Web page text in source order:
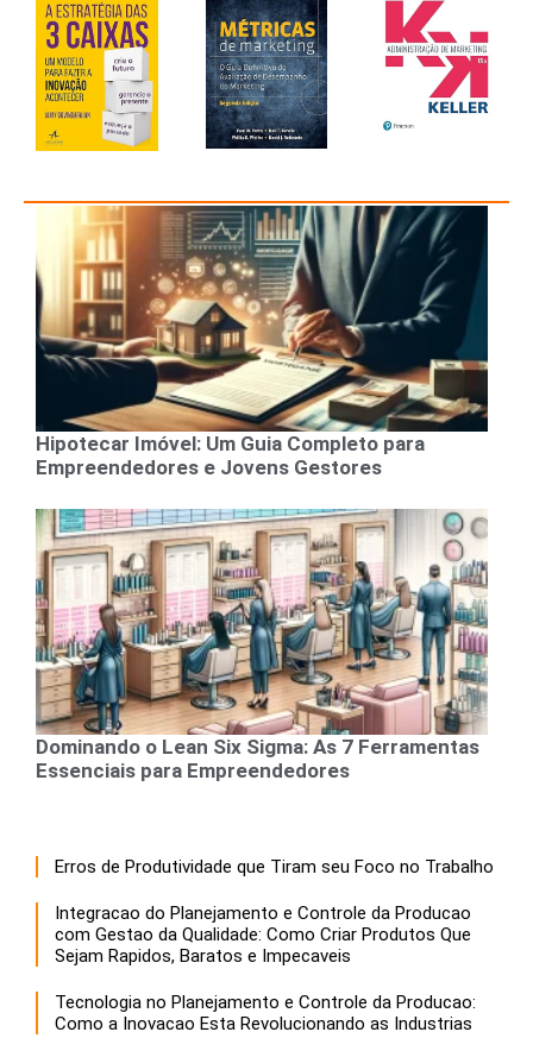
Hipotecar Imóvel: Um Guia Completo para
Empreendedores e Jovens Gestores
Dominando o Lean Six Sigma: As 7 Ferramentas
Essenciais para Empreendedores
Erros de Produtividade que Tiram seu Foco no Trabalho
Integracao do Planejamento e Controle da Producao
com Gestao da Qualidade: Como Criar Produtos Que
Sejam Rapidos, Baratos e Impecaveis
Tecnologia no Planejamento e Controle da Producao:
Como a Inovacao Esta Revolucionando as Industrias